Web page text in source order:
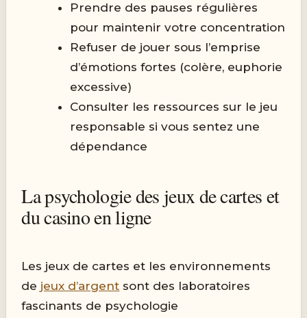
Prendre des pauses régulières
pour maintenir votre concentration
Refuser de jouer sous l’emprise
d’émotions fortes (colère, euphorie
excessive)
Consulter les ressources sur le jeu
responsable si vous sentez une
dépendance
La psychologie des jeux de cartes et
du casino en ligne
Les jeux de cartes et les environnements
de jeux d’argent sont des laboratoires
fascinants de psychologie